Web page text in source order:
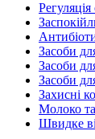
Регуляція
Засоби
Засоби
Засоби
Захисні
Молоко
Швидке